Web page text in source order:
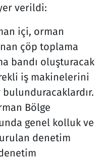
verildi:
içi, orman
çöp toplama
bandı oluşturacak
iş makinelerini
bulunduracaklardır.
Bölge
genel kolluk ve
denetim